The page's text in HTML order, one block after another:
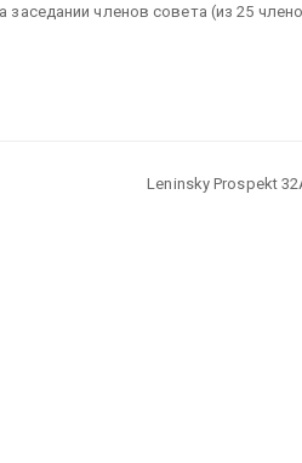
членов совета (из 25
Leninsky Prospekt